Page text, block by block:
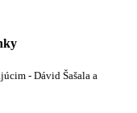
- Dávid Šašala a